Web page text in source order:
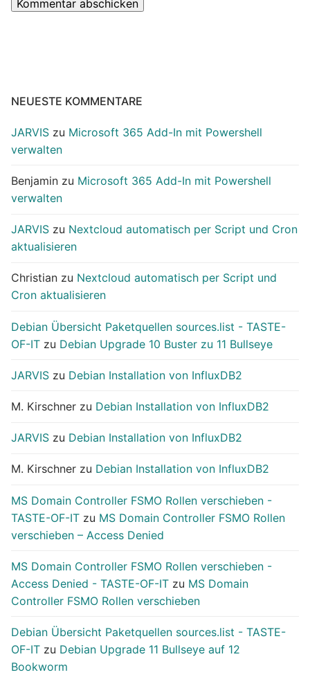
NEUESTE KOMMENTARE
JARVIS zu Microsoft 365 Add-In mit Powershell
verwalten
Benjamin zu Microsoft 365 Add-In mit Powershell
verwalten
JARVIS zu Nextcloud automatisch per Script und Cron
aktualisieren
Christian zu Nextcloud automatisch per Script und
Cron aktualisieren
Debian Übersicht Paketquellen sources.list - TASTE-
OF-IT zu Debian Upgrade 10 Buster zu 11 Bullseye
JARVIS zu Debian Installation von InfluxDB2
M. Kirschner zu Debian Installation von InfluxDB2
JARVIS zu Debian Installation von InfluxDB2
M. Kirschner zu Debian Installation von InfluxDB2
MS Domain Controller FSMO Rollen verschieben -
TASTE-OF-IT zu MS Domain Controller FSMO Rollen
verschieben – Access Denied
MS Domain Controller FSMO Rollen verschieben -
Access Denied - TASTE-OF-IT zu MS Domain
Controller FSMO Rollen verschieben
Debian Übersicht Paketquellen sources.list - TASTE-
OF-IT zu Debian Upgrade 11 Bullseye auf 12
Bookworm